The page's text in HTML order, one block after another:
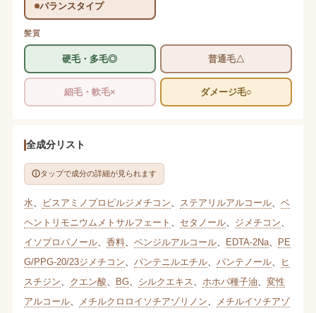
バランスタイプ
髪質
硬毛・多毛◎ 普通毛△
細毛・軟毛× ダメージ毛○
全成分リスト
タップで成分の詳細が見られます
水 ビスアミノプロピルジメチコン ステアリルアルコール、 ベ
ヘントリモニウムメトサルフェート
セタノール、 ジメチコン
イソプロパノール、 香料、 ベンジルアルコール、 EDTA-2Na、 PE
G/PPG-20/23ジメチコン
パンテニルエチル、 パンテノール、
ヒ
スチジン
クエン酸 BG、 シルクエキス ホホバ種子油
変性
アルコール、 メチルクロロイソチアゾリノン
メチルイソチアゾ